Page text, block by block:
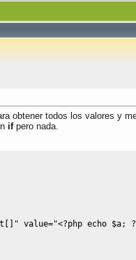
obtener todos los valores y
ifpero nada.
value="<?php echo $a;